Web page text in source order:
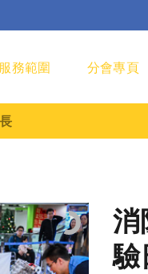
服務範圍 分會專頁
消
驗